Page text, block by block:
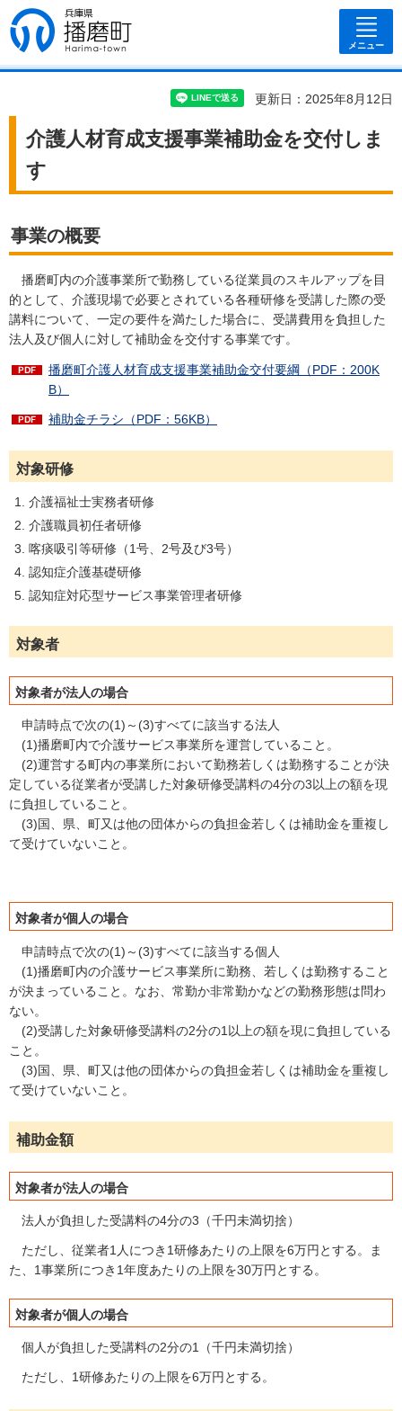
兵庫県 播磨
町
メニュー
更新日：2025年8月12日
介護人材育成支援事業補助金を交付しま
す
事業の概要
播磨町内の介護事業所で勤務している従業員のスキルアップを目
的として、介護現場で必要とされている各種研修を受講した際の受
講料について、一定の要件を満たした場合に、受講費用を負担した
法人及び個人に対して補助金を交付する事業です。
播磨町介護人材育成支援事業補助金交付要綱（PDF：200K
B）
補助金チラシ（PDF：56KB）
対象研修
介護福祉士実務者研修
介護職員初任者研修
喀痰吸引等研修（1号、2号及び3号）
認知症介護基礎研修
認知症対応型サービス事業管理者研修
対象者
対象者が法人の場合
申請時点で次の(1)～(3)すべてに該当する法人
(1)播磨町内で介護サービス事業所を運営していること。
(2)運営する町内の事業所において勤務若しくは勤務することが決
定している従業者が受講した対象研修受講料の4分の3以上の額を現
に負担していること。
(3)国、県、町又は他の団体からの負担金若しくは補助金を重複し
て受けていないこと。
対象者が個人の場合
申請時点で次の(1)～(3)すべてに該当する個人
(1)播磨町内の介護サービス事業所に勤務、若しくは勤務すること
が決まっていること。なお、常勤か非常勤かなどの勤務形態は問わ
ない。
(2)受講した対象研修受講料の2分の1以上の額を現に負担している
こと。
(3)国、県、町又は他の団体からの負担金若しくは補助金を重複し
て受けていないこと。
補助金額
対象者が法人の場合
法人が負担した受講料の4分の3（千円未満切捨）
ただし、従業者1人につき1研修あたりの上限を6万円とする。ま
た、1事業所につき1年度あたりの上限を30万円とする。
対象者が個人の場合
個人が負担した受講料の2分の1（千円未満切捨）
ただし、1研修あたりの上限を6万円とする。